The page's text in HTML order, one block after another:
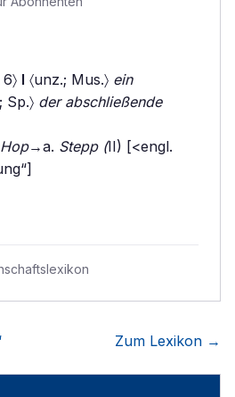
I 〈unz.; Mus.〉 ein
Sp.〉 der abschließende
Hop→a. Stepp (II) [<engl.
Zum Lexikon →